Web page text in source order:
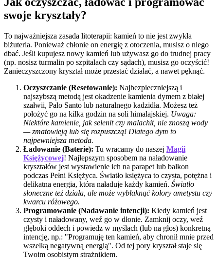
swoje kryształy?
To najważniejsza zasada litoterapii: kamień to nie jest zwykła
biżuteria. Ponieważ chłonie on energię z otoczenia, musisz o niego
dbać. Jeśli kupujesz nowy kamień lub używasz go do trudnej pracy
(np. nosisz turmalin po szpitalach czy sądach), musisz go oczyścić!
Zanieczyszczony kryształ może przestać działać, a nawet pęknąć.
Oczyszczanie (Resetowanie): Najbezpieczniejszą i
najszybszą metodą jest okadzenie kamienia dymem z białej
szałwii, Palo Santo lub naturalnego kadzidła. Możesz też
położyć go na kilka godzin na soli himalajskiej. Uwaga:
Niektóre kamienie, jak selenit czy malachit, nie znoszą wody
— zmatowieją lub się rozpuszczą! Dlatego dym to
najpewniejsza metoda.
Ładowanie (Baterie): Tu wracamy do naszej Magii
Księżycowej! Najlepszym sposobem na naładowanie
kryształów jest wystawienie ich na parapet lub balkon
podczas Pełni Księżyca. Światło księżyca to czysta, potężna i
delikatna energia, która naładuje każdy kamień. Światło
słoneczne też działa, ale może wyblaknąć kolory ametystu czy
kwarcu różowego.
Programowanie (Nadawanie intencji): Kiedy kamień jest
czysty i naładowany, weź go w dłonie. Zamknij oczy, weź
głęboki oddech i powiedz w myślach (lub na głos) konkretną
intencję, np.: "Programuję ten kamień, aby chronił mnie przed
wszelką negatywną energią". Od tej pory kryształ staje się
Twoim osobistym strażnikiem.